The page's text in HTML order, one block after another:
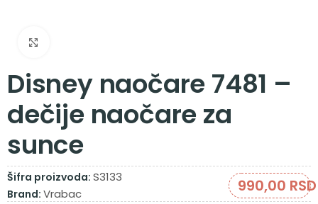
Disney naočare 7481 –
dečije naočare za
sunce
Šifra proizvoda: S3133
Brand: Vrabac 990,00 RSD